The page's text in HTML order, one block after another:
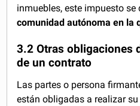
inmuebles, este impuesto se
comunidad autónoma en la
3.2 Otras obligaciones
de un contrato
Las partes o persona
están obligadas a realizar